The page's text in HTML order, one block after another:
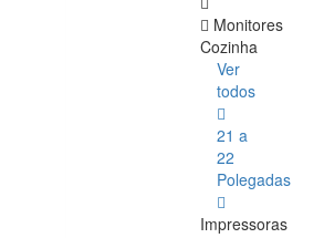
Monitores
Cozinha
Ver
todos
21 a
22
Polegadas
Impressoras